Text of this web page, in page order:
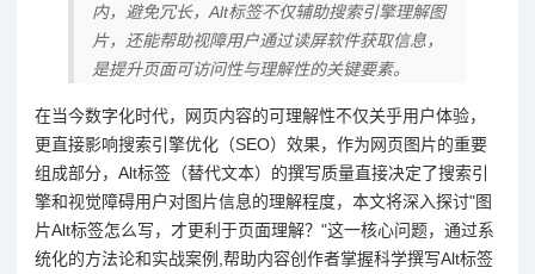
内，避免冗长，Alt标签不仅辅助搜索引擎理解图
片，还能帮助视障用户通过读屏软件获取信息，
是提升页面可访问性与理解性的关键要素。
在当今数字化时代，网页内容的可理解性不仅关乎用户体验，
更直接影响搜索引擎优化（SEO）效果，作为网页图片的重要
组成部分，Alt标签（替代文本）的撰写质量直接决定了搜索引
擎和视觉障碍用户对图片信息的理解程度，本文将深入探讨"图
片Alt标签怎么写，才更利于页面理解？"这一核心问题，通过系
统化的方法论和实战案例,帮助内容创作者掌握科学撰写Alt标签